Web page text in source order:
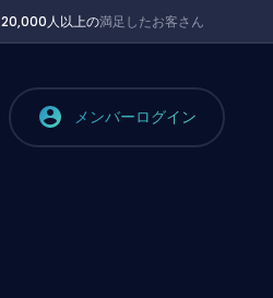
20,000人以上の満足したお客さん
メンバーログイン